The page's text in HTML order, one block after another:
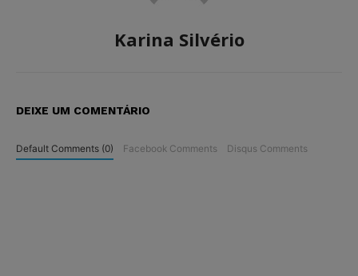
Karina Silvério
DEIXE UM COMENTÁRIO
Default Comments (0) Facebook Comments Disqus Comments